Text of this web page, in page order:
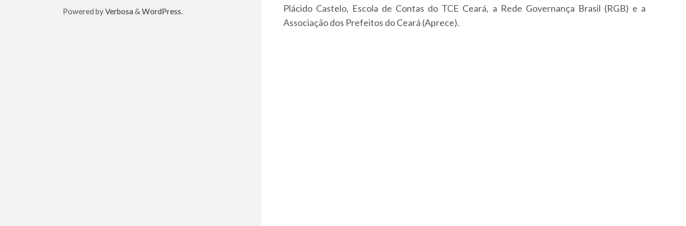
Powered byVerbosa & WordPress.
Plácido Castelo, Escola de Contas do TCE Ceará, a Rede Governança Brasil (RGB) e a
Associação dos Prefeitos do Ceará (Aprece).